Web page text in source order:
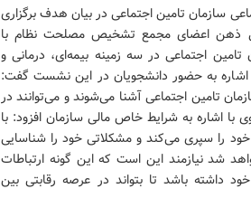
سازمان تامین اجتماعی در بیان هدف برگزاری
ذهن اعضای مجمع تشخیص مصلحت نظام با
اجتماعی در سه زمینه بیمه‌ای، درمانی و
به حضور دانشجویان در این نشست گفت:
تامین اجتماعی آشنا می‌شوند و می‌توانند در
اشاره به شرایط خاص مالی سازمان افزود: با
خود را سپری می‌کند و مشکلاتی خود را شناسایی
شد نیازمند این است که این گونه ارتباطات
داشته باشد تا بتواند در عرصه رقابتی بین